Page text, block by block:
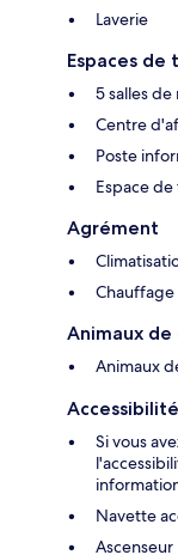
Laverie
Espaces de
5 salles
Centre
Poste
Espace
Agrément
Chauffage
Animaux
Animaux
Accessibilité
Si vous
Navette
Ascenseur